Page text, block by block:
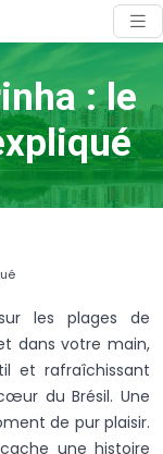
: le
les plages de
dans votre main,
et rafraîchissant
du Brésil. Une
de pur plaisir.
une histoire